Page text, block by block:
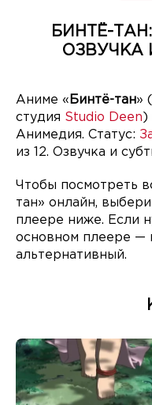
БИНТЁ-
ОЗВУЧКА
Аниме « Бинтё-тан»
студия Studio Deen )
Анимедия. Статус:
из 12. Озвучка и
Чтобы посмотреть
тан» онлайн,
плеере ниже. Если
основном плеере —
альтернативный.